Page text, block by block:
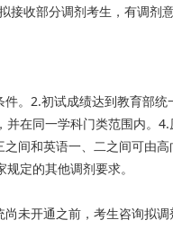
接收部分调剂考生，有调
。2.初试成绩达到教育部
在同一学科门类范围内。
间和英语一、二之间可由
定的其他调剂要求。
未开通之前，考生咨询拟